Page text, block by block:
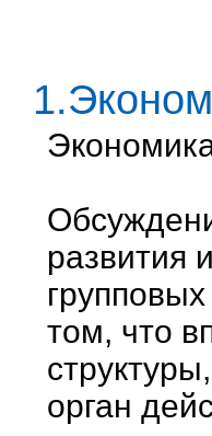
развития
том, что
орган